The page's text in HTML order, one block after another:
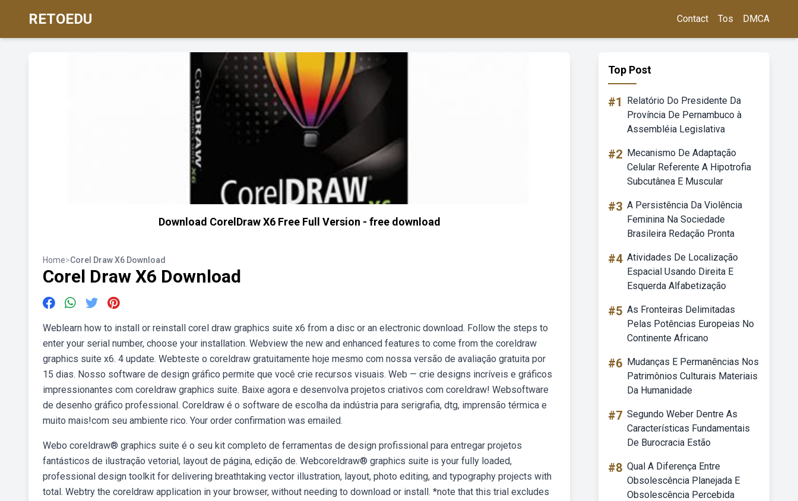
RETOEDU Contact Tos DMCA
Download CorelDraw X6 Free Full Version - free download
Home>Corel Draw X6 Download
Corel Draw X6 Download
Weblearn how to install or reinstall corel draw graphics suite x6 from a disc or an electronic download. Follow the steps to
enter your serial number, choose your installation. Webview the new and enhanced features to come from the coreldraw
graphics suite x6. 4 update. Webteste o coreldraw gratuitamente hoje mesmo com nossa versão de avaliação gratuita por
15 dias. Nosso software de design gráfico permite que você crie recursos visuais. Web — crie designs incríveis e gráficos
impressionantes com coreldraw graphics suite. Baixe agora e desenvolva projetos criativos com coreldraw! Websoftware
de desenho gráfico professional. Coreldraw é o software de escolha da indústria para serigrafia, dtg, imprensão térmica e
muito mais!com seu ambiente rico. Your order confirmation was emailed.
Webo coreldraw® graphics suite é o seu kit completo de ferramentas de design profissional para entregar projetos
fantásticos de ilustração vetorial, layout de página, edição de. Webcoreldraw® graphics suite is your fully loaded,
professional design toolkit for delivering breathtaking vector illustration, layout, photo editing, and typography projects with
total. Webtry the coreldraw application in your browser, without needing to download or install. *note that this trial excludes
Top Post
#1
Relatório Do Presidente Da
Província De Pernambuco à
Assembléia Legislativa
#2 Mecanismo De Adaptação
Celular Referente A Hipotrofia
Subcutânea E Muscular
#3 A Persistência Da Violência
Feminina Na Sociedade
Brasileira Redação Pronta
#4 Atividades De Localização
Espacial Usando Direita E
Esquerda Alfabetização
#5 As Fronteiras Delimitadas
Pelas Potências Europeias No
Continente Africano
#6 Mudanças E Permanências Nos
Patrimônios Culturais Materiais
Da Humanidade
#7 Segundo Weber Dentre As
Características Fundamentais
De Burocracia Estão
#8 Qual A Diferença Entre
Obsolescência Planejada E
Obsolescência Percebida